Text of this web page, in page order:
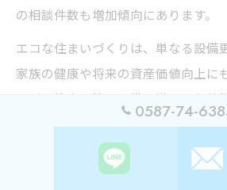
の相談件数も増加傾向にあります。
エコな住まいづくりは、単なる設備
家族の健康や将来の資産価値向上に
えば、節水・節電設備の導入や断熱
組み合わせることで、毎日の生活が
境にも優しい住環境が整います。
0587-74-